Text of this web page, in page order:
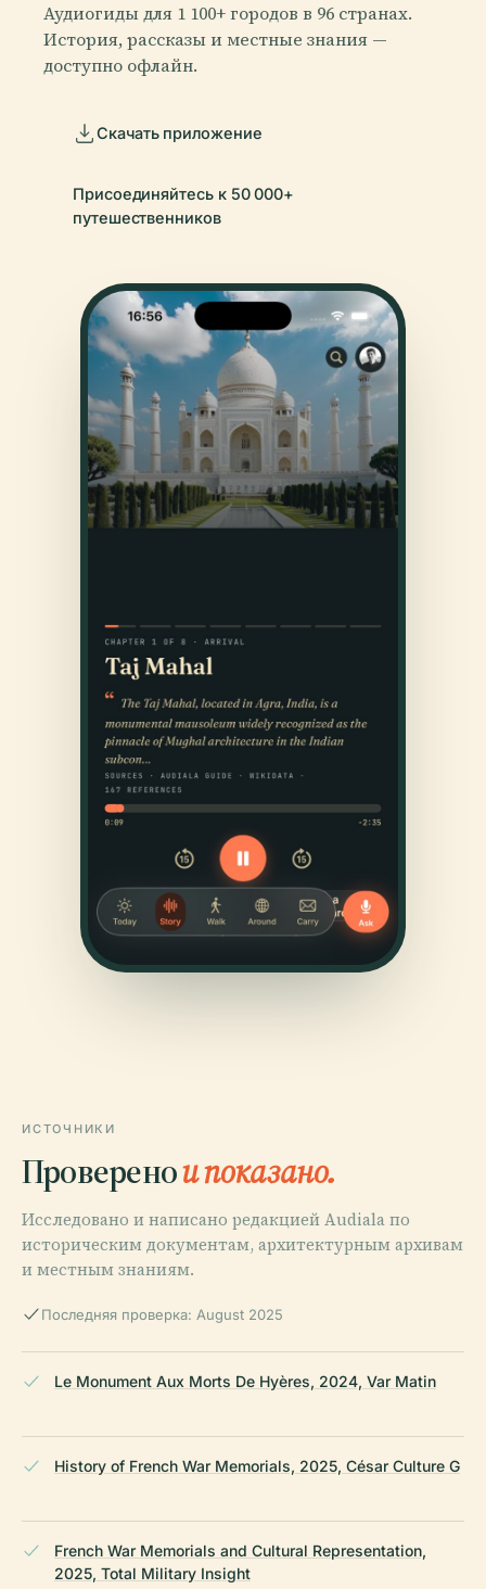
Аудиогиды для 1 100+ городов в 96 странах.
История, рассказы и местные знания —
доступно офлайн.
Скачать приложение
Присоединяйтесь к 50 000+
путешественников
ИСТОЧНИКИ
Проверенои показано.
Исследовано и написано редакцией Audiala по
историческим документам, архитектурным архивам
и местным знаниям.
Последняя проверка: August 2025
Le Monument Aux Morts De Hyères, 2024, Var Matin
History of French War Memorials, 2025, César Culture G
French War Memorials and Cultural Representation,
2025, Total Military Insight